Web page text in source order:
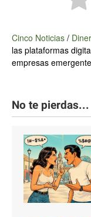
Cinco Noticias /
las plataformas
empresas
No te pierdas...